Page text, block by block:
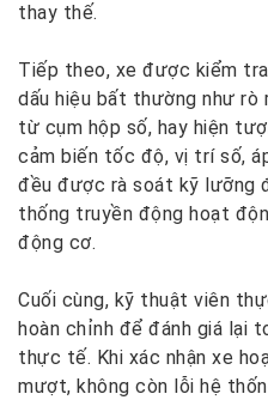
thay thế.
Tiếp theo, xe được kiểm
dấu hiệu bất thường như
từ cụm hộp số, hay hiện
cảm biến tốc độ, vị trí số,
đều được rà soát kỹ lưỡng
thống truyền động hoạt
động cơ.
Cuối cùng, kỹ thuật viên
hoàn chỉnh để đánh giá lại
thực tế. Khi xác nhận xe
mượt, không còn lỗi hệ